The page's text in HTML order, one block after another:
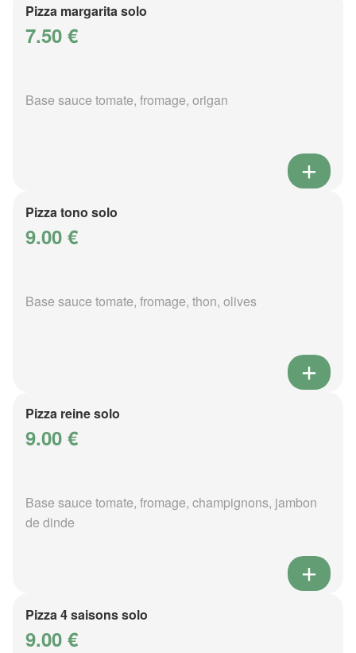
Pizza margarita solo
7.50 €
Base sauce tomate, fromage, origan
Pizza tono solo
9.00 €
Base sauce tomate, fromage, thon, olives
Pizza reine solo
9.00 €
Base sauce tomate, fromage, champignons, jambon
de dinde
Pizza 4 saisons solo
9.00 €